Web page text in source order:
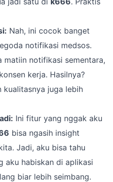
Nah, ini cocok banget
notifikasi medsos.
matiin notifikasi sementara,
kerja. Hasilnya?
kualitasnya juga lebih
Ini fitur yang nggak aku
bisa ngasih insight
Jadi, aku bisa tahu
aku habiskan di aplikasi
biar lebih seimbang.